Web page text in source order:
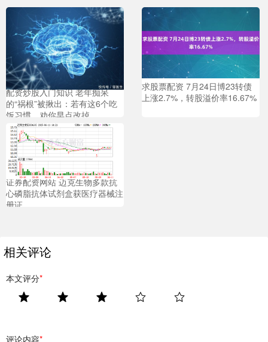
配资炒股入门知识 老年痴呆
的“祸根”被揪出：若有这6个吃
饭习惯，劝你早点改掉
求股票配资 7月24日博23转债
上涨2.7%，转股溢价率16.67%
证券配资网站 迈克生物多款抗
心磷脂抗体试剂盒获医疗器械注
册证
相关评论
本文评分*
评论内容*